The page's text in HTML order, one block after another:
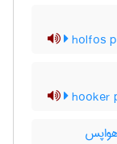
holfos
hooker
هواپس